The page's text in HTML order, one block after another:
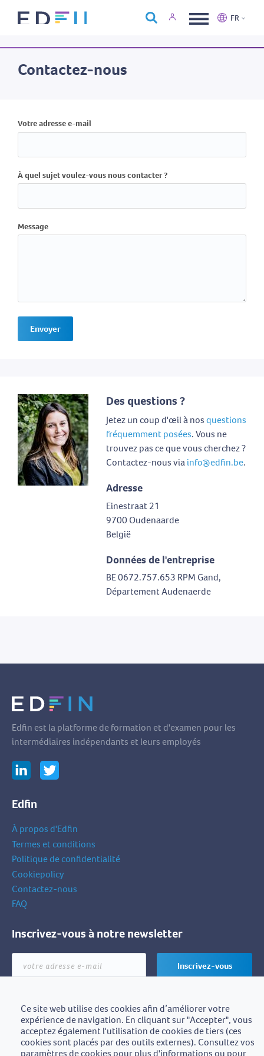
À propos d'Edfin
FR
Contactez-nous
Votre adresse e-mail
À quel sujet voulez-vous nous contacter ?
Message
Envoyer
Des questions ?
Jetez un coup d'œil à nosquestions
fréquemment posées. Vous ne
trouvez pas ce que vous cherchez ?
Contactez-nous viainfo@edfin.be.
Adresse
Einestraat 21
9700 Oudenaarde
België
Données de l'entreprise
BE 0672.757.653 RPM Gand,
Département Audenaerde
Edfin est la platforme de formation et d'examen pour les
intermédiaires indépendants et leurs employés
Edfin
À propos d'Edfin
Termes et conditions
Politique de confidentialité
Cookiepolicy
Contactez-nous
FAQ
Inscrivez-vous à notre newsletter
adresse
e-
Inscrivez-vous
Edfin est une initiative de
BZB-Fedafin
Ce site web utilise des cookies afin d’améliorer votre
expérience de navigation. En cliquant sur "Accepter", vous
acceptez également l'utilisation de cookies de tiers (ces
cookies sont placés par des outils externes). Consultez vos
paramètres de cookies pour plus d'informations ou pour